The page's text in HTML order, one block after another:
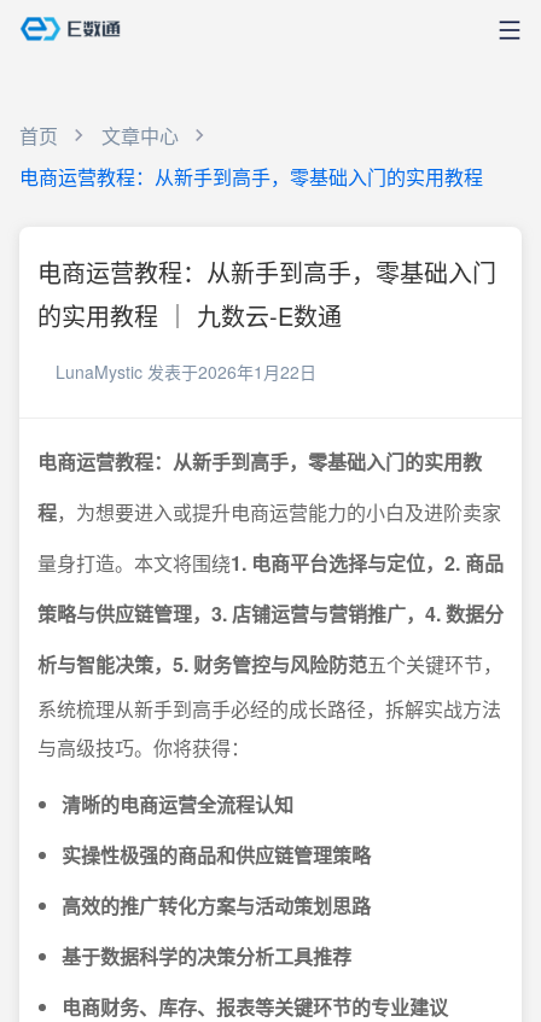
首页
文章中心
电商运营教程：从新手到高手，零基础入门的实用教程
电商运营教程：从新手到高手，零基础入门
的实用教程 ｜ 九数云-E数通
LunaMystic 发表于2026年1月22日
电商运营教程：从新手到高手，零基础入门的实用教
程，为想要进入或提升电商运营能力的小白及进阶卖家
量身打造。本文将围绕1. 电商平台选择与定位，2. 商品
策略与供应链管理，3. 店铺运营与营销推广，4. 数据分
析与智能决策，5. 财务管控与风险防范五个关键环节，
系统梳理从新手到高手必经的成长路径，拆解实战方法
与高级技巧。你将获得：
清晰的电商运营全流程认知
实操性极强的商品和供应链管理策略
高效的推广转化方案与活动策划思路
基于数据科学的决策分析工具推荐
电商财务、库存、报表等关键环节的专业建议